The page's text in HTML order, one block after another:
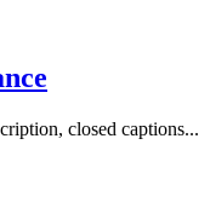
closed captions...